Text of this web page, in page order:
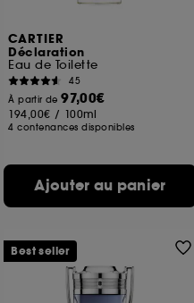
CARTIER
Déclaration
Eau de Toilette
45
À partir de97,00€
194,00€ / 100ml
4 contenances disponibles
Ajouter au panier
Best seller